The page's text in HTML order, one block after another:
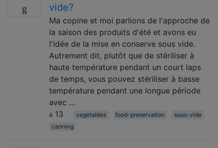
vide?
Ma copine et moi parlions de l'approche de
la saison des produits d'été et avons eu
l'idée de la mise en conserve sous vide.
Autrement dit, plutôt que de stériliser à
haute température pendant un court laps
de temps, vous pouvez stériliser à basse
température pendant une longue période
avec …
13
vegetables food-preservation
sous-vide
canning